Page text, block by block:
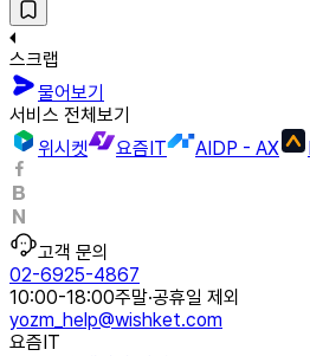
스크랩
물어보기
서비스 전체보기
위시켓
요즘IT AIDP - AX
고객 문의
02-6925-4867
10:00-18:00주말·공휴일 제외
yozm_help@wishket.com
요즘IT